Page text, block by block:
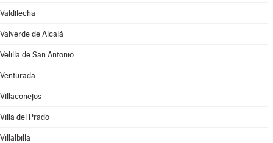
Valdilecha
Valverde de Alcalá
Velilla de San Antonio
Venturada
Villaconejos
Villa del Prado
Villalbilla